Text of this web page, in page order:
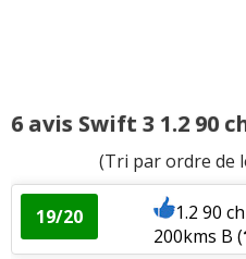
6 avis Swift 3 1.2 90
(Tri par ordre de
19/20
1.2 90
200kms B (